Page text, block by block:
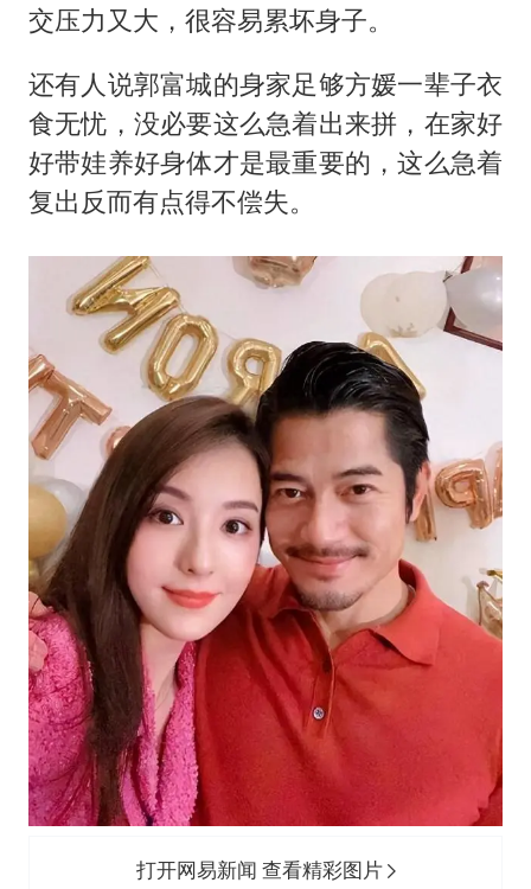
交压力又大，很容易累坏身子。
还有人说郭富城的身家足够方媛一辈子衣
食无忧，没必要这么急着出来拼，在家好
好带娃养好身体才是最重要的，这么急着
复出反而有点得不偿失。
打开网易新闻 查看精彩图片